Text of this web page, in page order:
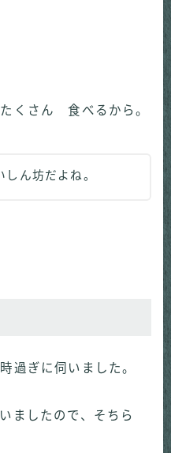
くさん 食べるから。
ん坊だよね。
過ぎに伺いました。
ましたので、そちら